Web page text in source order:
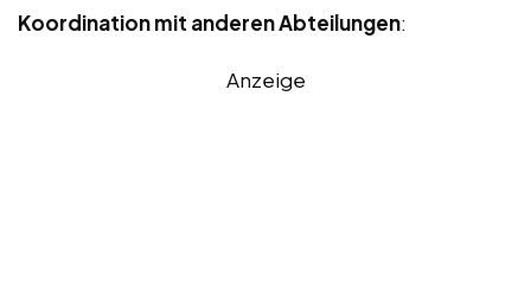
Koordination mit anderen Abteilungen:
Anzeige